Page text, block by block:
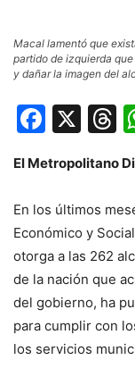
Macal lamentó que
partido de izquierda
y dañar la imagen del
X
El Metropolitano
En los últimos
Económico y
otorga a las 262
de la nación que
del gobierno, ha
para cumplir con
los servicios